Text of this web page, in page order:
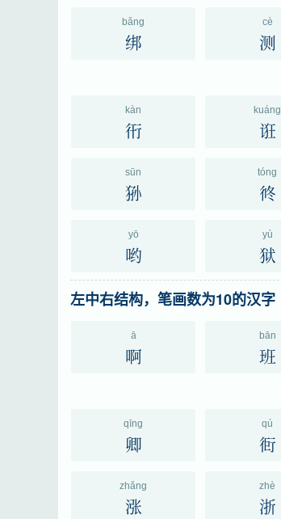
bǎng
绑
cè
测
kàn
衎
kuáng
诳
sūn
狲
tóng
㣠
yō
哟
yù
狱
左中右结构，笔画数为10的汉字
ā
啊
bān
班
qīng
卿
qú
衐
zhǎng
涨
zhè
浙